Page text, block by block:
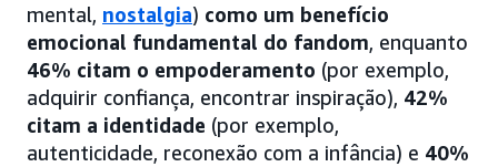
mental, nostalgia) como um benefício
emocional fundamental do fandom, enquanto
46% citam o empoderamento (por exemplo,
adquirir confiança, encontrar inspiração), 42%
citam a identidade (por exemplo,
autenticidade, reconexão com a infância) e 40%